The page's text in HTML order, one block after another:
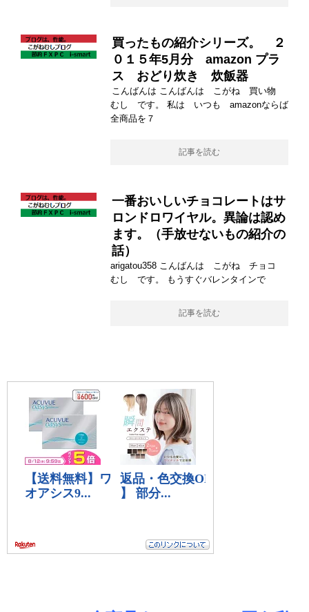
買ったもの紹介シリーズ。 ２
０１５年5月分 amazon プラ
ス おどり炊き 炊飯器
こんばんは こんばんは こがね 買い物
むし です。 私は いつも amazonならば
全商品を７
記事を読む
一番おいしいチョコレートはサ
ロンドロワイヤル。異論は認め
ます。（手放せないもの紹介の
話）
arigatou358 こんばんは こがね チョコ
むし です。 もうすぐバレンタインで
記事を読む